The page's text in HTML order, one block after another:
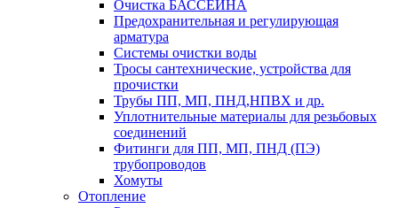
Очистка БАССЕЙНА
Предохранительная и регулирующая
арматура
Системы очистки воды
Тросы сантехнические, устройства для
прочистки
Трубы ПП, МП, ПНД,НПВХ и др.
Уплотнительные материалы для резьбовых
соединений
Фитинги для ПП, МП, ПНД (ПЭ)
трубопроводов
Хомуты
Отопление